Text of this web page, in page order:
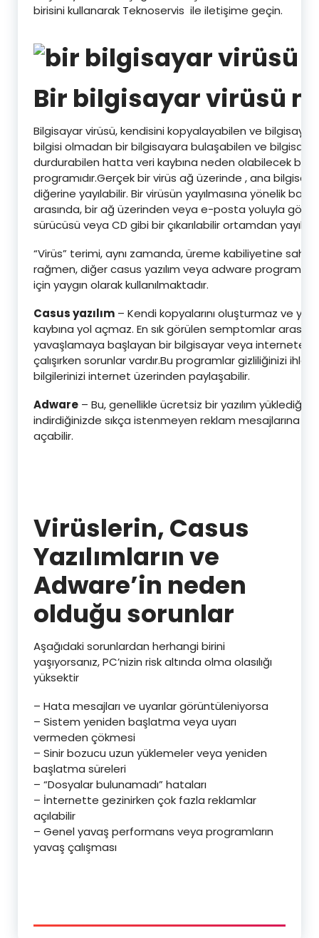
birisini kullanarak Teknoservis ile iletişime geçin.
Bir bilgisayar virüsü
Bilgisayar virüsü, kendisini kopyalayabilen ve
bilgisi olmadan bir bilgisayara bulaşabilen ve
durdurabilen hatta veri kaybına neden olabilecek bir
programıdır.Gerçek bir virüs ağ üzerinde , ana
diğerine yayılabilir. Bir virüsün yayılmasına yönelik
arasında, bir ağ üzerinden veya e-posta yoluyla
sürücüsü veya CD gibi bir çıkarılabilir ortamdan
“Virüs” terimi, aynı zamanda, üreme kabiliyetine sahip
rağmen, diğer casus yazılım veya adware
için yaygın olarak kullanılmaktadır.
Casus yazılım – Kendi kopyalarını oluşturmaz ve
kaybına yol açmaz. En sık görülen semptomlar
yavaşlamaya başlayan bir bilgisayar veya internete
çalışırken sorunlar vardır.Bu programlar gizliliğinizi ihlal
bilgilerinizi internet üzerinden paylaşabilir.
Adware – Bu, genellikle ücretsiz bir yazılım
indirdiğinizde sıkça istenmeyen reklam mesajlarına
açabilir.
Virüslerin, Casus
Yazılımların ve
Adware’in neden
olduğu sorunlar
Aşağıdaki sorunlardan herhangi birini
yaşıyorsanız, PC’nizin risk altında olma olasılığı
yüksektir
– Hata mesajları ve uyarılar görüntüleniyorsa
– Sistem yeniden başlatma veya uyarı
vermeden çökmesi
– Sinir bozucu uzun yüklemeler veya yeniden
başlatma süreleri
– “Dosyalar bulunamadı” hataları
– İnternette gezinirken çok fazla reklamlar
açılabilir
– Genel yavaş performans veya programların
yavaş çalışması